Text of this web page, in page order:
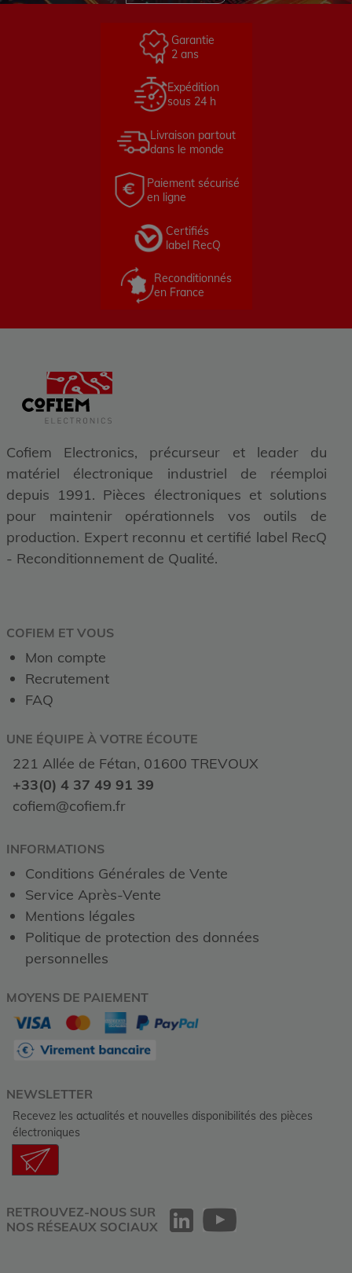
Garantie
2 ans
Expédition
sous 24 h
Livraison partout
dans le monde
Paiement sécurisé
en ligne
Certifiés
label RecQ
Reconditionnés
en France
Cofiem Electronics, précurseur et leader du
matériel électronique industriel de réemploi
depuis 1991. Pièces électroniques et solutions
pour maintenir opérationnels vos outils de
production. Expert reconnu et certifié label RecQ
- Reconditionnement de Qualité.
COFIEM ET VOUS
Mon compte
Recrutement
FAQ
UNE ÉQUIPE À VOTRE ÉCOUTE
221 Allée de Fétan, 01600 TREVOUX
+33(0) 4 37 49 91 39
cofiem@cofiem.fr
INFORMATIONS
Conditions Générales de Vente
Service Après-Vente
Mentions légales
Politique de protection des données
personnelles
MOYENS DE PAIEMENT
NEWSLETTER
Recevez les actualités et nouvelles disponibilités des pièces
électroniques
RETROUVEZ-NOUS SUR
NOS RÉSEAUX SOCIAUX